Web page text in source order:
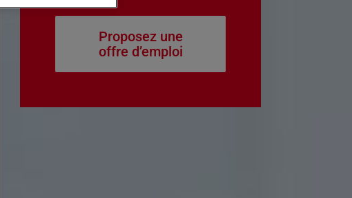
Proposez une
offre d’emploi